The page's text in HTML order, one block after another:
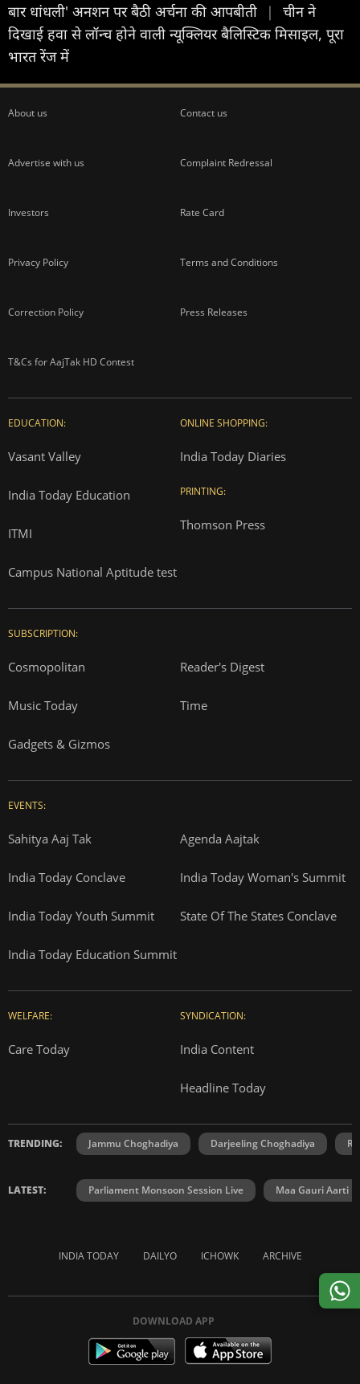
बार धांधली' अनशन पर बैठी अर्चना की आपबीती
|
चीन ने
दिखाई हवा से लॉन्च होने वाली न्यूक्लियर बैलिस्टिक मिसाइल, पूरा
भारत रेंज में
About us Contact us
Advertise with us Complaint Redressal
Investors Rate Card
Privacy Policy Terms and Conditions
Correction Policy Press Releases
T&Cs for AajTak HD Contest
EDUCATION:
Vasant Valley
India Today Education
ITMI
Campus National Aptitude test
ONLINE SHOPPING:
India Today Diaries
PRINTING:
Thomson Press
SUBSCRIPTION:
Cosmopolitan Reader's Digest
Music Today Time
Gadgets & Gizmos
EVENTS:
Sahitya Aaj Tak Agenda Aajtak
India Today Conclave India Today Woman's Summit
India Today Youth Summit State Of The States Conclave
India Today Education Summit
WELFARE:
Care Today
SYNDICATION:
India Content
Headline Today
TRENDING: Jammu Choghadiya Darjeeling Choghadiya
LATEST: Parliament Monsoon Session Live Maa Gauri Aarti
INDIA TODAY DAILYO ICHOWK ARCHIVE
DOWNLOAD APP